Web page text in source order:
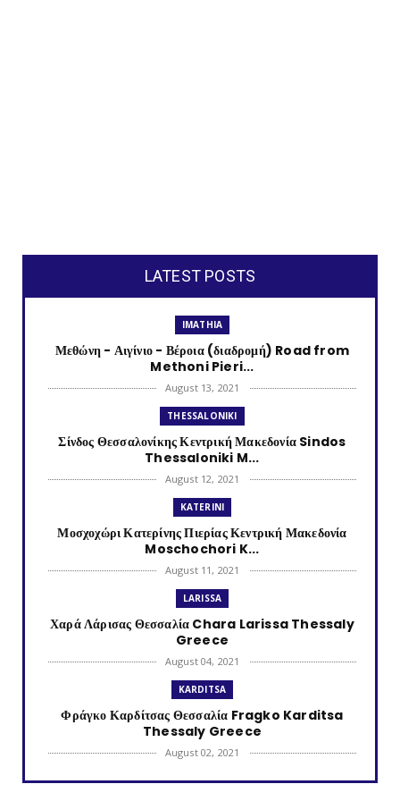
LATEST POSTS
IMATHIA
Μεθώνη - Αιγίνιο - Βέροια (διαδρομή) Road from
Methoni Pieri...
August 13, 2021
THESSALONIKI
Σίνδος Θεσσαλονίκης Κεντρική Μακεδονία Sindos
Thessaloniki M...
August 12, 2021
KATERINI
Μοσχοχώρι Κατερίνης Πιερίας Κεντρική Μακεδονία
Moschochori K...
August 11, 2021
LARISSA
Χαρά Λάρισας Θεσσαλία Chara Larissa Thessaly
Greece
August 04, 2021
KARDITSA
Φράγκο Καρδίτσας Θεσσαλία Fragko Karditsa
Thessaly Greece
August 02, 2021
KATERINI